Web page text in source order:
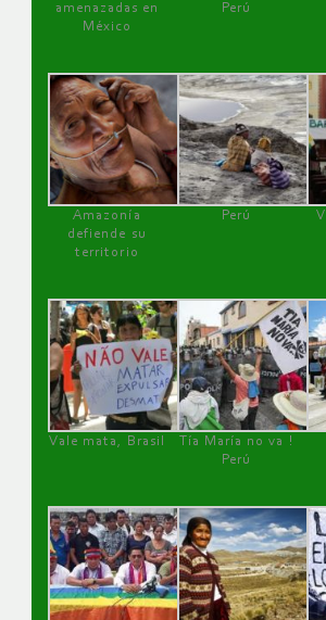
amenazadas en
México
Perú
Amazonía
defiende su
territorio
Perú
Vale mata, Brasil
Tía María no va !
Perú